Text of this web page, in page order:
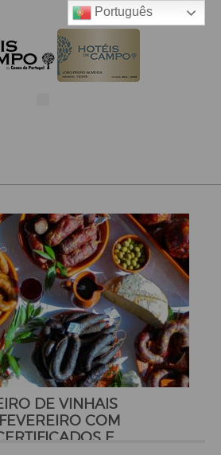
DE VINHAIS
COM
E
Português